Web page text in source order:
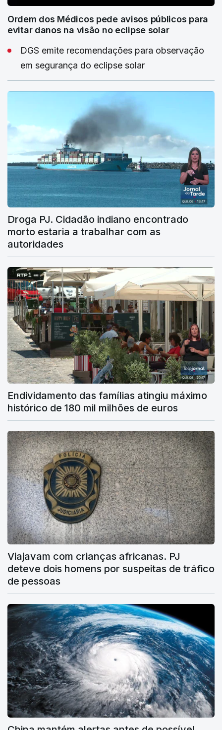
Ordem dos Médicos pede avisos públicos para
evitar danos na visão no eclipse solar
DGS emite recomendações para observação
em segurança do eclipse solar
Droga PJ. Cidadão indiano encontrado
morto estaria a trabalhar com as
autoridades
Endividamento das famílias atingiu máximo
histórico de 180 mil milhões de euros
Viajavam com crianças africanas. PJ
deteve dois homens por suspeitas de tráfico
de pessoas